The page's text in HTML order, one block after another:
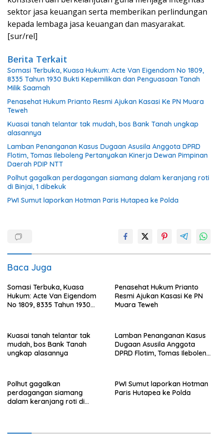
sektor jasa keuangan serta memberikan perlindungan
kepada lembaga jasa keuangan dan masyarakat.
[sur/rel]
Berita Terkait
Somasi Terbuka, Kuasa Hukum: Acte Van Eigendom No 1809,
8335 Tahun 1930 Bukti Kepemilikan dan Penguasaan Tanah
Milik Saamah
Penasehat Hukum Prianto Resmi Ajukan Kasasi Ke PN Muara
Teweh
Kuasai tanah telantar tak mudah, bos Bank Tanah ungkap
alasannya
Lamban Penanganan Kasus Dugaan Asusila Anggota DPRD
Flotim, Tomas Ileboleng Pertanyakan Kinerja Dewan Pimpinan
Daerah PDIP NTT
Polhut gagalkan perdagangan siamang dalam keranjang roti
di Binjai, 1 dibekuk
PWI Sumut laporkan Hotman Paris Hutapea ke Polda
Baca Juga
Somasi Terbuka, Kuasa
Hukum: Acte Van Eigendom
No 1809, 8335 Tahun 1930
Saamah
Penasehat Hukum Prianto
Resmi Ajukan Kasasi Ke PN
Muara Teweh
Kuasai tanah telantar tak
mudah, bos Bank Tanah
ungkap alasannya
Lamban Penanganan Kasus
Dugaan Asusila Anggota
DPRD Flotim, Tomas Ileboleng
Polhut gagalkan
perdagangan siamang
dalam keranjang roti di
PWI Sumut laporkan Hotman
Paris Hutapea ke Polda